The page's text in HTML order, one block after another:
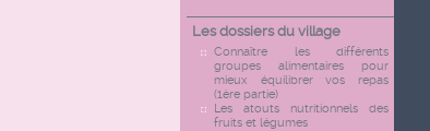
Les dossiers du village
Connaître les différents
groupes alimentaires pour
mieux équilibrer vos repas
(1ère partie)
Les atouts nutritionnels des
fruits et légumes